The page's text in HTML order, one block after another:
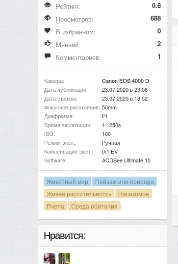
Рейтинг:
0.8
Просмотров:
688
В избранном:
0
Мнений:
2
Комментариев:
1
Камера:
Canon EOS 4000 D
Дата публикации:
23.07.2020 в 23:06
Дата съёмки:
23.07.2020 в 13:52
Фокусное расстояние: 50mm
Диафрагма:
f/1
Время экспозиции:
1/1250s
ISO:
100
Режим эксп.:
Ручная
Компенсация эксп.:
0/1 EV
Software:
ACDSee Ultimate 10
Животный мир
Пейзаж или природа
Живая растительность
Насекомое
Пчела
Среда обитания
Нравится: